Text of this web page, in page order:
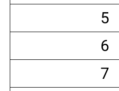
5
6
7